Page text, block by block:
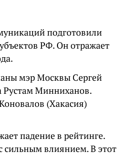
подготовили
РФ. Он отражает
мэр Москвы Сергей
Рустам Минниханов.
(Хакасия)
падение в рейтинге.
сильным влиянием. В этот